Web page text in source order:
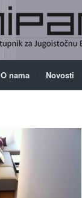
O nama Novosti